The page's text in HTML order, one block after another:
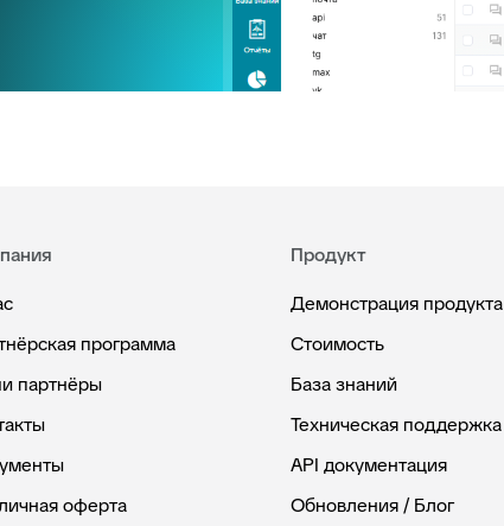
программа
партнёры
оферта
Продукт
Демонстрация продукта
Стоимость
База знаний
Техническая поддержка
API документация
Обновления / Блог